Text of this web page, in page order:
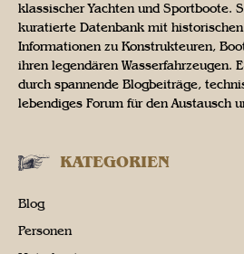
klassischer Yachten und Sportboote.
kuratierte Datenbank mit
Informationen zu Konstrukteuren,
ihren legendären Wasserfahrzeugen.
durch spannende Blogbeiträge,
lebendiges Forum für den Austausch
KATEGORIEN
Blog
Personen